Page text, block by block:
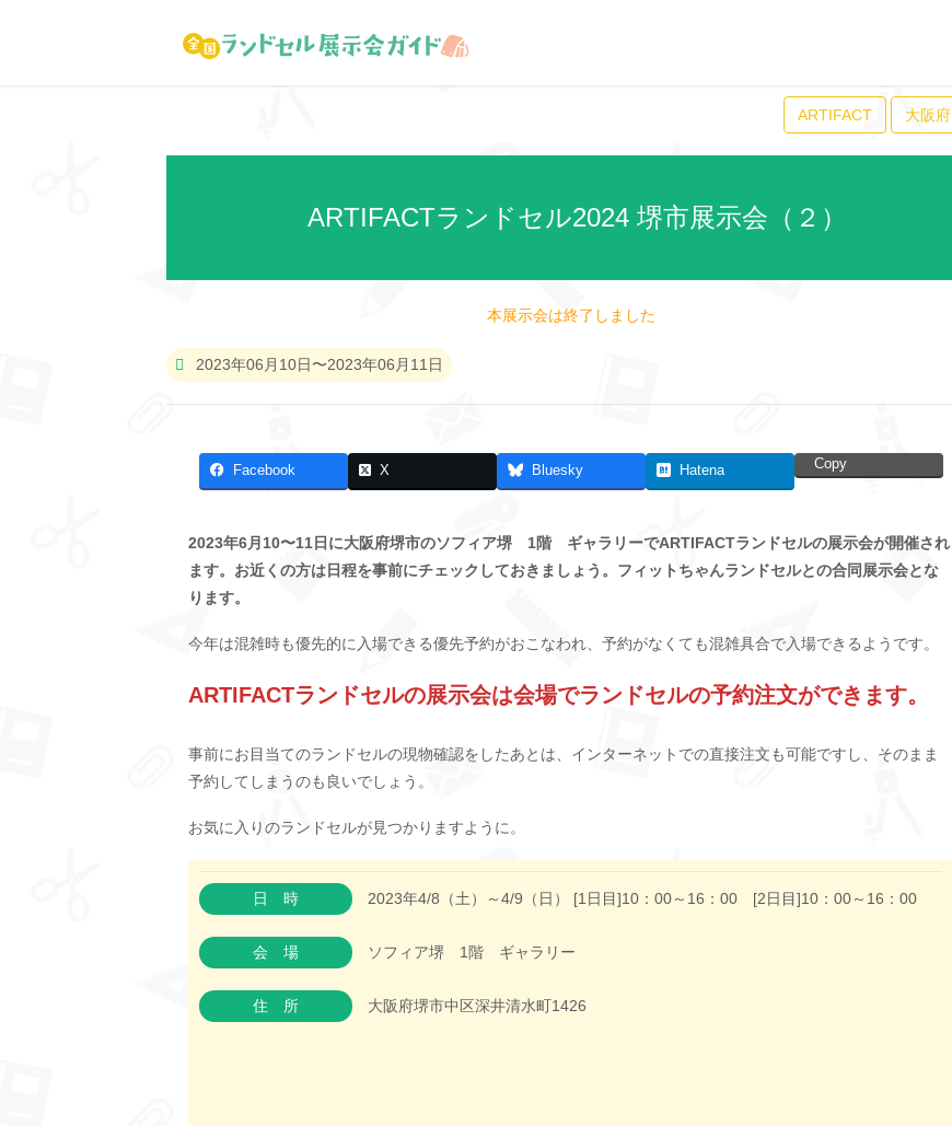
ARTIFACT 大阪府
ARTIFACTランドセル2024 堺市展示会（２）
本展示会は終了しました
2023年06月10日〜2023年06月11日
Facebook X Bluesky Hatena Copy
2023年6月10〜11日に大阪府堺市のソフィア堺 1階 ギャラリーでARTIFACTランドセルの展示会が開催され
ます。お近くの方は日程を事前にチェックしておきましょう。フィットちゃんランドセルとの合同展示会とな
ります。
今年は混雑時も優先的に入場できる優先予約がおこなわれ、予約がなくても混雑具合で入場できるようです。
ARTIFACTランドセルの展示会は会場でランドセルの予約注文ができます。
事前にお目当てのランドセルの現物確認をしたあとは、インターネットでの直接注文も可能ですし、そのまま
予約してしまうのも良いでしょう。
お気に入りのランドセルが見つかりますように。
日時 2023年4/8（土）～4/9（日） [1日目]10：00～16：00 [2日目]10：00～16：00
会場 ソフィア堺 1階 ギャラリー
住所 大阪府堺市中区深井清水町1426